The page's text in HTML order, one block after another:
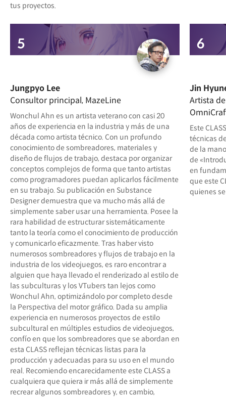
tus proyectos.
Jungpyo Lee
Consultor principal, MazeLine
Wonchul Ahn es un artista veterano con casi 20
años de experiencia en la industria y más de una
década como artista técnico. Con un profundo
conocimiento de sombreadores, materiales y
diseño de flujos de trabajo, destaca por organizar
conceptos complejos de forma que tanto artistas
como programadores puedan aplicarlos fácilmente
en su trabajo. Su publicación en Substance
Designer demuestra que va mucho más allá de
simplemente saber usar una herramienta. Posee la
rara habilidad de estructurar sistemáticamente
tanto la teoría como el conocimiento de producción
y comunicarlo eficazmente. Tras haber visto
numerosos sombreadores y flujos de trabajo en la
industria de los videojuegos, es raro encontrar a
alguien que haya llevado el renderizado al estilo de
las subculturas y los VTubers tan lejos como
Wonchul Ahn, optimizándolo por completo desde
la Perspectiva del motor gráfico. Dada su amplia
experiencia en numerosos proyectos de estilo
subcultural en múltiples estudios de videojuegos,
confío en que los sombreadores que se abordan en
esta CLASS reflejan técnicas listas para la
producción y adecuadas para su uso en el mundo
real. Recomiendo encarecidamente este CLASS a
cualquiera que quiera ir más allá de simplemente
recrear algunos sombreadores y, en cambio,
Jin
Artista
Este
técnicas
de la
de
en
que este
quienes